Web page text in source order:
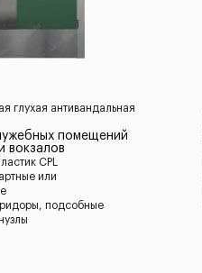
глухая антивандальная
помещений
вокзалов
CPL
или
подсобные